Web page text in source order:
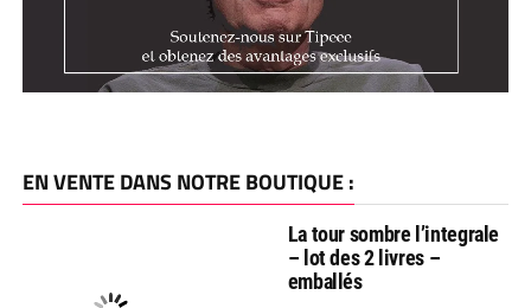
EN VENTE DANS NOTRE BOUTIQUE :
La tour sombre l’integrale
– lot des 2 livres –
emballés